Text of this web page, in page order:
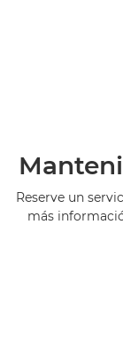
Reserve un
más